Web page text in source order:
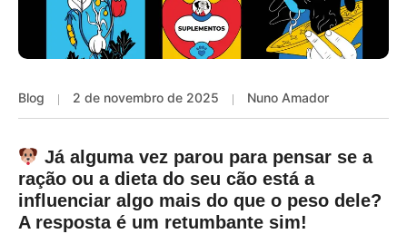
Blog 2 de novembro de 2025 Nuno Amador
Já alguma vez parou para pensar se a
ração ou a dieta do seu cão está a
influenciar algo mais do que o peso dele?
A resposta é um retumbante sim!